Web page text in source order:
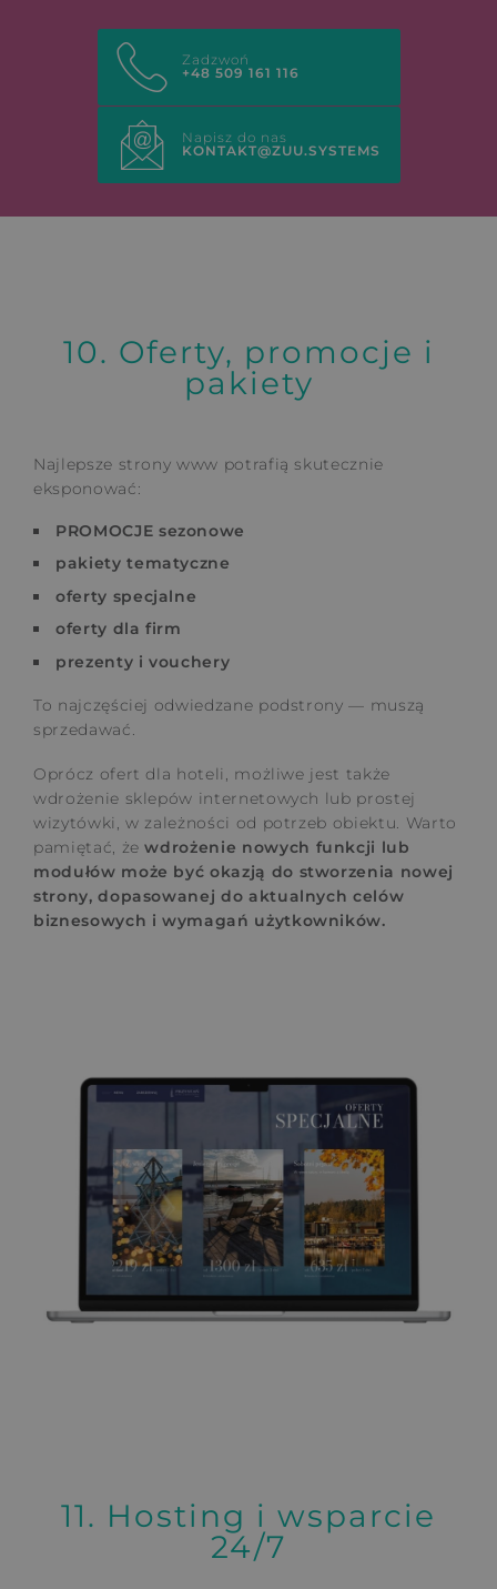
Zadzwoń
+48 509 161 116
Napisz do nas
KONTAKT@ZUU.SYSTEMS
10. Oferty, promocje i
pakiety
Najlepsze strony www potrafią skutecznie
eksponować:
PROMOCJE sezonowe
pakiety tematyczne
oferty specjalne
oferty dla firm
prezenty i vouchery
To najczęściej odwiedzane podstrony — muszą
sprzedawać.
Oprócz ofert dla hoteli, możliwe jest także
wdrożenie sklepów internetowych lub prostej
wizytówki, w zależności od potrzeb obiektu. Warto
pamiętać, żewdrożenie nowych funkcji lub
modułów może być okazją do stworzenia nowej
strony, dopasowanej do aktualnych celów
biznesowych i wymagań użytkowników.
11. Hosting i wsparcie
24/7